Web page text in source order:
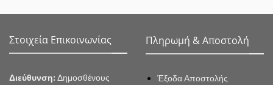
Στοιχεία Επικοινωνίας
Διεύθυνση: Δημοσθένους
Πληρωμή & Αποστολή
Έξοδα Αποστολής